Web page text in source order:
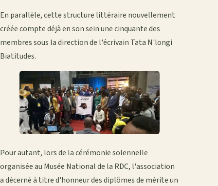
En parallèle, cette structure littéraire nouvellement
créée compte déjà en son sein une cinquante des
membres sous la direction de l'écrivain Tata N'longi
Biatitudes.
Pour autant, lors de la cérémonie solennelle
organisée au Musée National de la RDC, l'association
a décerné à titre d'honneur des diplômes de mérite un